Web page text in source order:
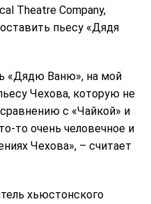
Theatre Company,
пьесу «Дядя
«Дядю Ваню», на мой
Чехова, которую не
с «Чайкой» и
то очень человечное и
Чехова», – считает
хьюстонского